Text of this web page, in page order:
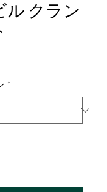
ル クラン
*